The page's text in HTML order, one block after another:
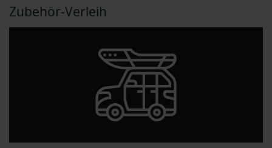
Zubehör-Verleih